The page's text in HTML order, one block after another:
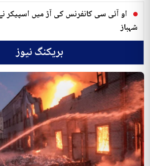
او آئی سی کانفرنس کی آڑ میں اسپیکر
شہباز
بریکنگ نیوز